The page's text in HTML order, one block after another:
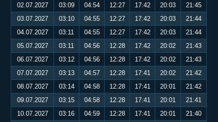
02.07.2027
03:09 04:54 12:27 17:42 20:03
21:45
03.07.2027
03:10 04:55 12:27 17:42 20:03
21:44
04.07.2027
03:11 04:55 12:27 17:42 20:03
21:44
05.07.2027
03:11 04:56 12:28 17:42 20:02
21:43
06.07.2027
03:12 04:56 12:28 17:42 20:02
21:43
07.07.2027
03:13 04:57 12:28 17:41 20:02
21:42
08.07.2027
03:14 04:58 12:28 17:41 20:01
21:42
09.07.2027
03:15 04:58 12:28 17:41 20:01
21:41
10.07.2027
03:16 04:59 12:28 17:41 20:01
21:40